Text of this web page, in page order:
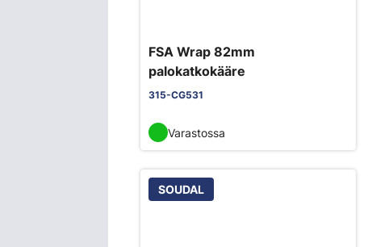
FSA Wrap 82mm
palokatkokääre
315-CG531
Varastossa
SOUDAL